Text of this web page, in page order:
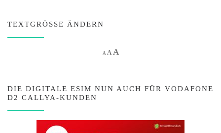
TEXTGRÖSSE ÄNDERN
A Decrease font size.
AReset font size.
AIncrease font size.
DIE DIGITALE ESIM NUN AUCH FÜR VODAFONE
D2 CALLYA-KUNDEN